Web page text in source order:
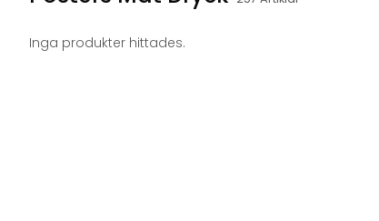
Inga produkter hittades.